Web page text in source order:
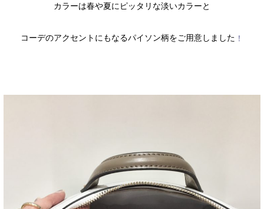
カラーは春や夏にピッタリな淡いカラーと
コーデのアクセントにもなるパイソン柄をご用意しました ！